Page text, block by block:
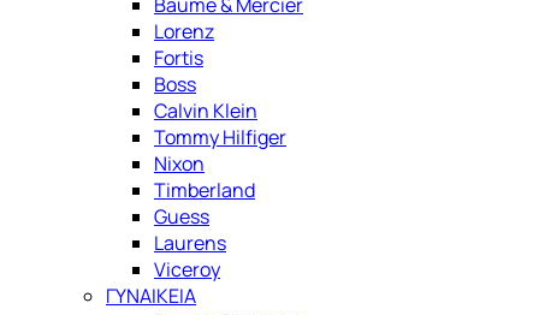
Lorenz
Fortis
Boss
Calvin Klein
Tommy Hilfiger
Nixon
Timberland
Guess
Laurens
Viceroy
ΓΥΝΑΙΚΕΙΑ